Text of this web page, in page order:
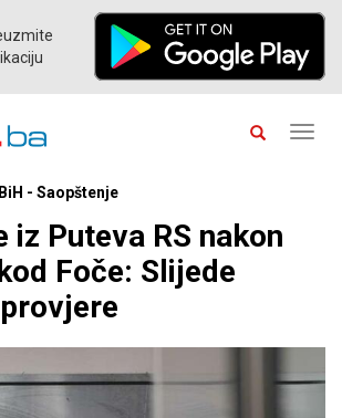
- Saopštenje
iz Puteva RS nakon
Foče: Slijede